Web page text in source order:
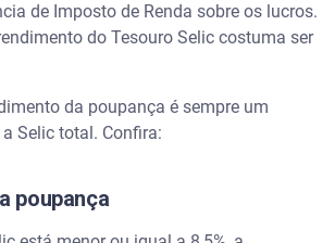
de Imposto de Renda sobre os lucros.
do Tesouro Selic costuma ser
da poupança é sempre um
Selic total. Confira:
poupança